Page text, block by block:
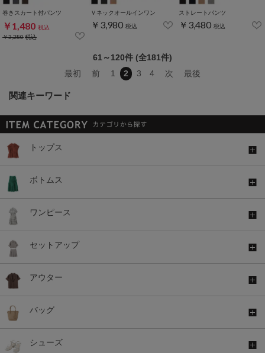
巻きスカート付パンツ
￥1,480 税込
￥3,280税込
Ｖネックオールインワン
￥3,980 税込
ストレートパンツ
￥3,480 税込
61～120件 (全181件)
最初
前 1 2 3 4 次 最後
関連キーワード
トップス
ボトムス
ワンピース
セットアップ
アウター
バッグ
シューズ